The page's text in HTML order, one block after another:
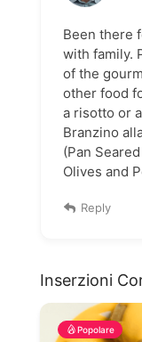
Been there
with family.
of the
other food
a risotto or
Branzino
(Pan
Olives and
Reply
Inserzioni
Popolare